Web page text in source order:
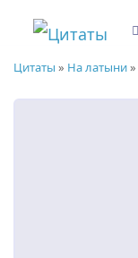
Цитаты » На латыни»